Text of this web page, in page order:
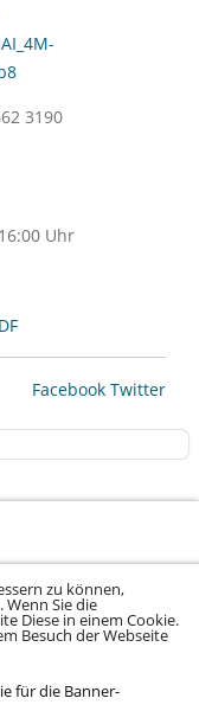
3190
Uhr
Facebook Twitter
zu können,
Sie die
Diese in einem Cookie.
Besuch der Webseite
für die Banner-